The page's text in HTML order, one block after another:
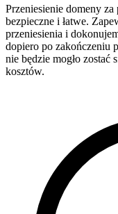
Przeniesienie domeny
bezpieczne i łatwe.
przeniesienia i
dopiero po zakończeniu
nie będzie mogło zostać
kosztów.